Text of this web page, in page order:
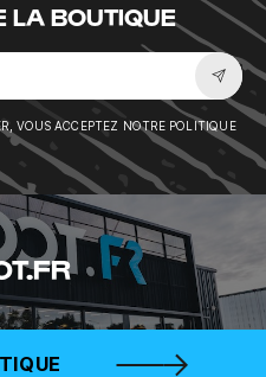
LA BOUTIQUE
VOUS ACCEPTEZ NOTRE POLITIQUE